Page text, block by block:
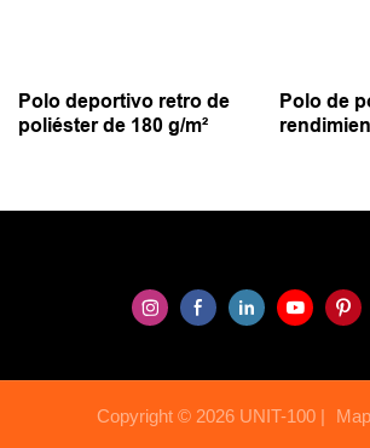
Polo deportivo retro de
poliéster de 180 g/m²
Polo de
Copyright © 2026 UNIT-100 |